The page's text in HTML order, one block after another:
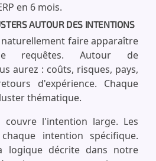
en 6 mois.
AUTOUR DES INTENTIONS
faire apparaître
requêtes. Autour de
aurez : coûts, risques, pays,
d'expérience. Chaque
thématique.
l'intention large. Les
intention spécifique.
logique décrite dans notre